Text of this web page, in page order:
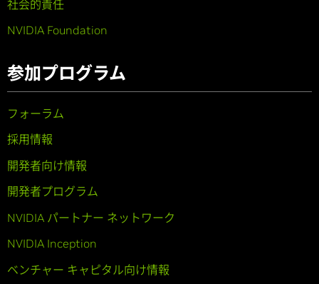
社会的責任
NVIDIA Foundation
参加プログラム
フォーラム
採用情報
開発者向け情報
開発者プログラム
NVIDIA パートナー ネットワーク
NVIDIA Inception
ベンチャー キャピタル向け情報